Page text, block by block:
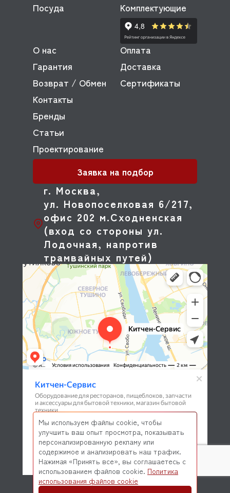
г. Москва,
ул. Новопоселковая 6/217,
офис 202 м.Сходненская
(вход со стороны ул.
Лодочная, напротив
трамвайных путей)
Посуда
Комплектующие
О нас
Оплата
Гарантия
Доставка
Возврат / Обмен
Сертификаты
Контакты
Бренды
Статьи
Проектирование
Заявка на подбор
© 2026 Kitchen-Service.com Интернет-магазин запчастей
и оборудования профессиональной кухни
Мы используем файлы cookie, чтобы
улучшить ваш опыт просмотра, показывать
персонализированную рекламу или
содержимое и анализировать наш трафик.
Нажимая «Принять все», вы соглашаетесь с
использованием файлов cookie. Политика
использования файлов cookie